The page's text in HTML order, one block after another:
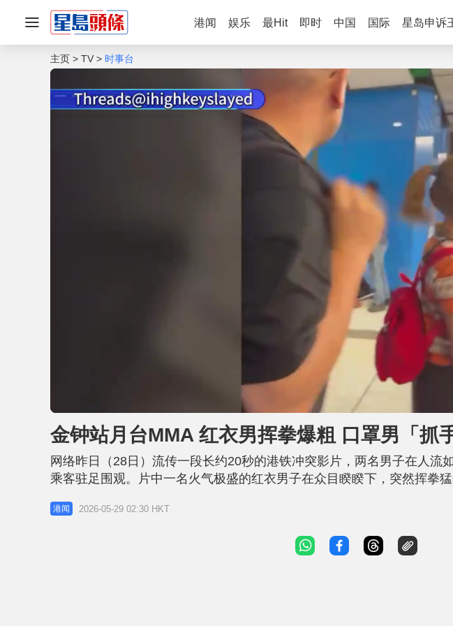
港闻 娱乐 最Hit 即时 中国 国际 星岛申诉
主页 TV 时事台
n
u
t
e
o
d
0
.
0
金钟站月台MMA 红衣男挥拳爆粗 口罩男「抓
网络昨日（28日）流传一段长约20秒的港铁冲突影片，两名男子在人流
乘客驻足围观。片中一名火气极盛的红衣男子在众目睽睽下，突然挥拳
罩的男子。 双方在首轮交锋后一度停手，惟气氛依然剑拔弩张。红衣男
连珠炮发爆粗怒骂「X家X」。此时，不甘示弱的口罩男施展怪招反击，
港闻 2026-05-29 02:30 HKT